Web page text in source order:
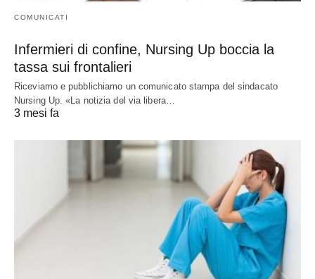
COMUNICATI
Infermieri di confine, Nursing Up boccia la
tassa sui frontalieri
Riceviamo e pubblichiamo un comunicato stampa del sindacato
Nursing Up. «La notizia del via libera…
3 mesi fa